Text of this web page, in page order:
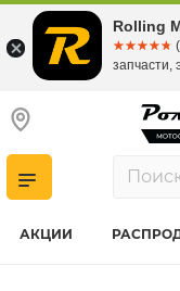
АКЦИИ
Rolling
☆☆☆☆☆
★★★★★
запчасти,